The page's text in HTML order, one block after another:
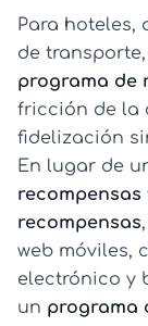
Para hoteles,
de
programa de
fricción de la
fidelización
En lugar de
recompensas
recompensas
web móviles,
electrónico y
un programa